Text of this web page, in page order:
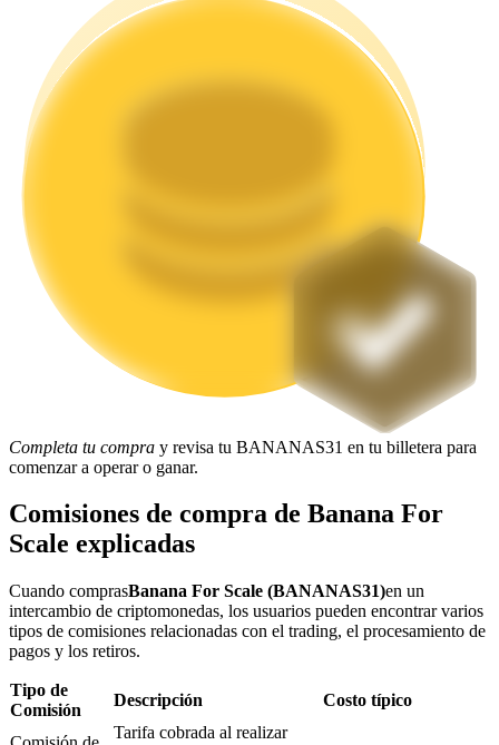
Launchpool
Participación flexible para ganar tokens populares
Bloqueos BTR
Inversiones exclusivas para titulares de BTR
Préstamos
Servicio de préstamos respaldado por criptomonedas
Completa tu compra y revisa tu BANANAS31 en tu billetera para
comenzar a operar o ganar.
Comisiones de compra de Banana For
Scale explicadas
Cuando comprasBanana For Scale (BANANAS31)en un
intercambio de criptomonedas, los usuarios pueden encontrar varios
tipos de comisiones relacionadas con el trading, el procesamiento de
pagos y los retiros.
Tipo de
Comisión
Descripción Costo típico
Tarifa cobrada al realizar